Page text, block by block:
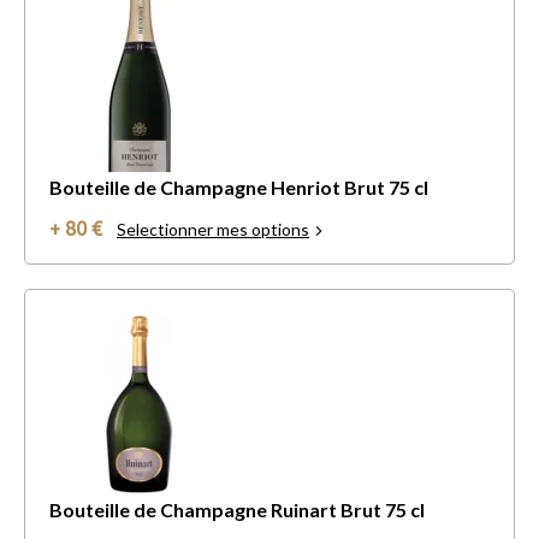
Bouteille de Champagne Henriot Brut 75 cl
+ 80 € Selectionner mes options
Bouteille de Champagne Ruinart Brut 75 cl